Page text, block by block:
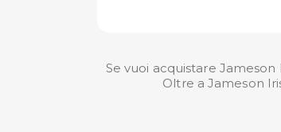
Se vuoi acquistare
Oltre a Jameson